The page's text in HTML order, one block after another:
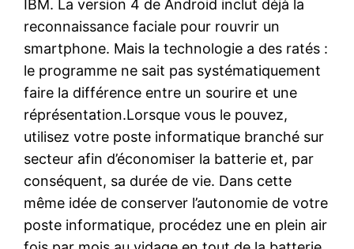
IBM. La version 4 de Android inclut déjà la
reconnaissance faciale pour rouvrir un
smartphone. Mais la technologie a des ratés :
le programme ne sait pas systématiquement
faire la différence entre un sourire et une
réprésentation.Lorsque vous le pouvez,
utilisez votre poste informatique branché sur
secteur afin d’économiser la batterie et, par
conséquent, sa durée de vie. Dans cette
même idée de conserver l’autonomie de votre
poste informatique, procédez une en plein air